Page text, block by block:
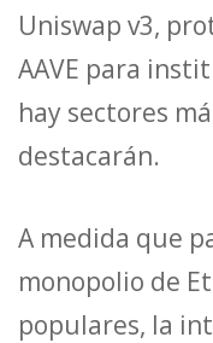
Uniswap v3,
AAVE para
hay sectores
destacarán.
A medida que
monopolio de
populares, la